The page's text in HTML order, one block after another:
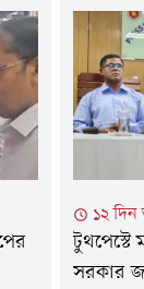
১২
টুথপেস্টে
সরকার